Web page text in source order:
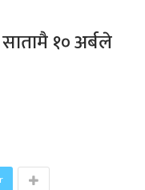
१० अर्बले